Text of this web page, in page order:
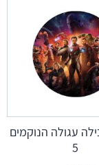
עגולה הנוקמים
5